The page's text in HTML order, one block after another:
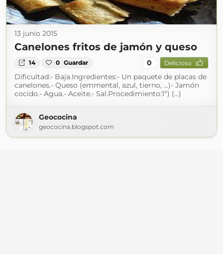
13 junio 2015
Canelones fritos de jamón y queso
14 0 Guardar 0 Delicioso
Dificultad:- Baja.Ingredientes:- Un paquete de placas de
canelones.- Queso (emmental, azul, tierno, ...)- Jamón
cocido.- Agua.- Aceite.- Sal.Procedimiento:1º) (...)
Geococina
geococina.blogspot.com